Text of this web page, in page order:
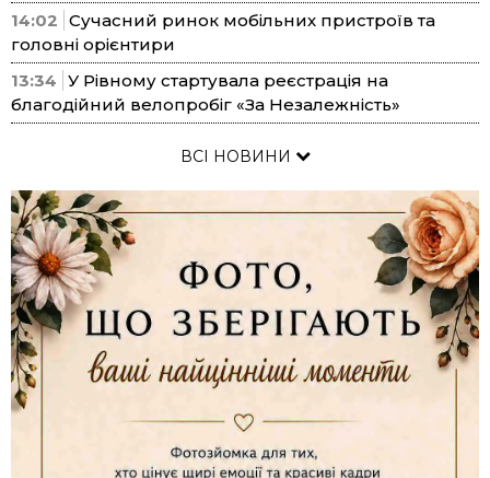
14:02 Сучасний ринок мобільних пристроїв та
головні орієнтири
13:34 У Рівному стартувала реєстрація на
благодійний велопробіг «За Незалежність»
ВСІ НОВИНИ